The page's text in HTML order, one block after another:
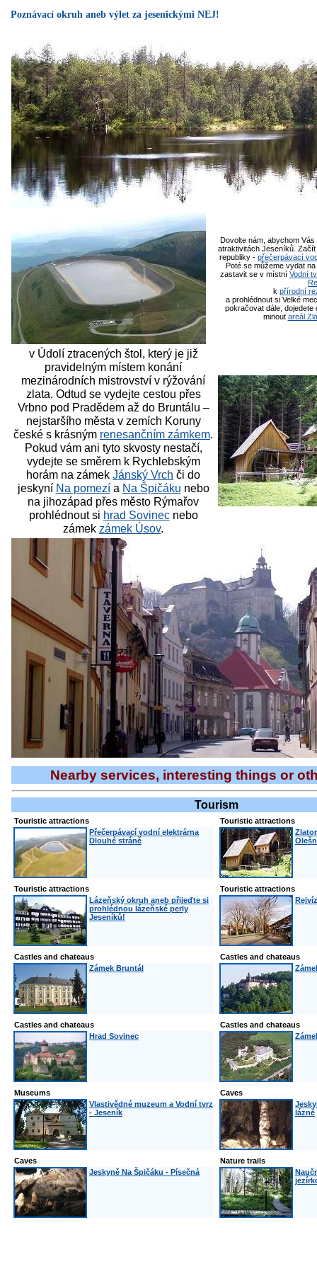
Poznávací okruh aneb výlet za jesenickými NEJ!
Dovolte nám, abychom
atraktivitách Jeseníků.
republiky - přečerpávací
Poté se můžeme vydat
zastavit se v místní Vodní
k přírodní
a prohlédnout si Velké
pokračovat dále,
minout areál
v Údolí ztracených štol, který je již
pravidelným místem konání
mezinárodních mistrovství v rýžování
zlata. Odtud se vydejte cestou přes
Vrbno pod Pradědem až do Bruntálu –
nejstaršího města v zemích Koruny
české s krásným renesančním zámkem.
Pokud vám ani tyto skvosty nestačí,
vydejte se směrem k Rychlebským
horám na zámek Jánský Vrch či do
jeskyní Na pomezía Na Špičáku nebo
na jihozápad přes město Rýmařov
prohlédnout si hrad Sovinecnebo
zámek zámek Úsov.
Nearby services, interesting things or
Tourism
Touristic attractions
Přečerpávací vodní elektrárna
Dlouhé stráně
Touristic attractions
Touristic attractions
Lázeňský okruh aneb přijeďte si
prohlédnou lázeňské perly
Jeseníků!
Touristic attractions
Rejvíz
Castles and chateaus
Zámek Bruntál
Castles and chateaus
Castles and chateaus
Hrad Sovinec
Castles and chateaus
Museums
Vlastivědné muzeum a Vodní tvrz
- Jeseník
Caves
lázně
Caves
Jeskyně Na Špičáku - Písečná
Nature trails